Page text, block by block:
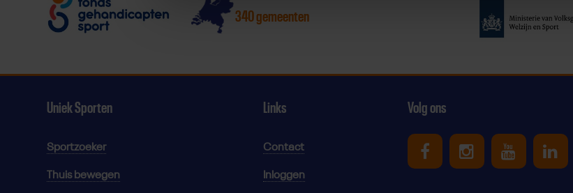
340 gemeenten
Uniek Sporten
Sportzoeker
Thuis bewegen
Links
Contact
Inloggen
Volg ons
Uniek Sporten op
Uniek Sporten
Uniek